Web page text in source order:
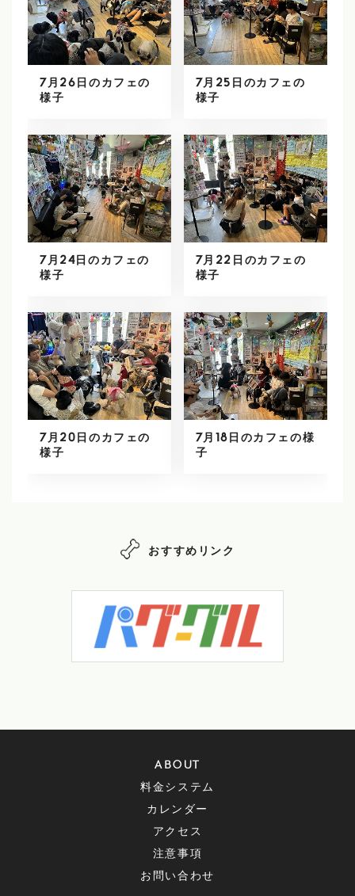
7月26日のカフェの
様子
7月25日のカフェの
様子
7月24日のカフェの
様子
7月22日のカフェの
様子
7月20日のカフェの
様子
7月18日のカフェの様
子
おすすめリンク
ABOUT
料金システム
カレンダー
アクセス
注意事項
お問い合わせ